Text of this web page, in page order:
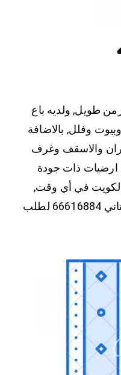
طويل, ولديه باع
وفلل, بالاضافة
والاسقف وغرف
ارضيات ذات جودة
الكويت في أي وقت,
ومن أي مكان, رقم صباغ باكستاني 66616884 لطلب